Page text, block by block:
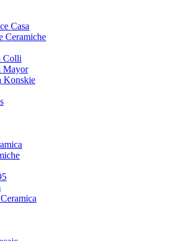
Casa
Ceramiche
Colli
Mayor
Konskie